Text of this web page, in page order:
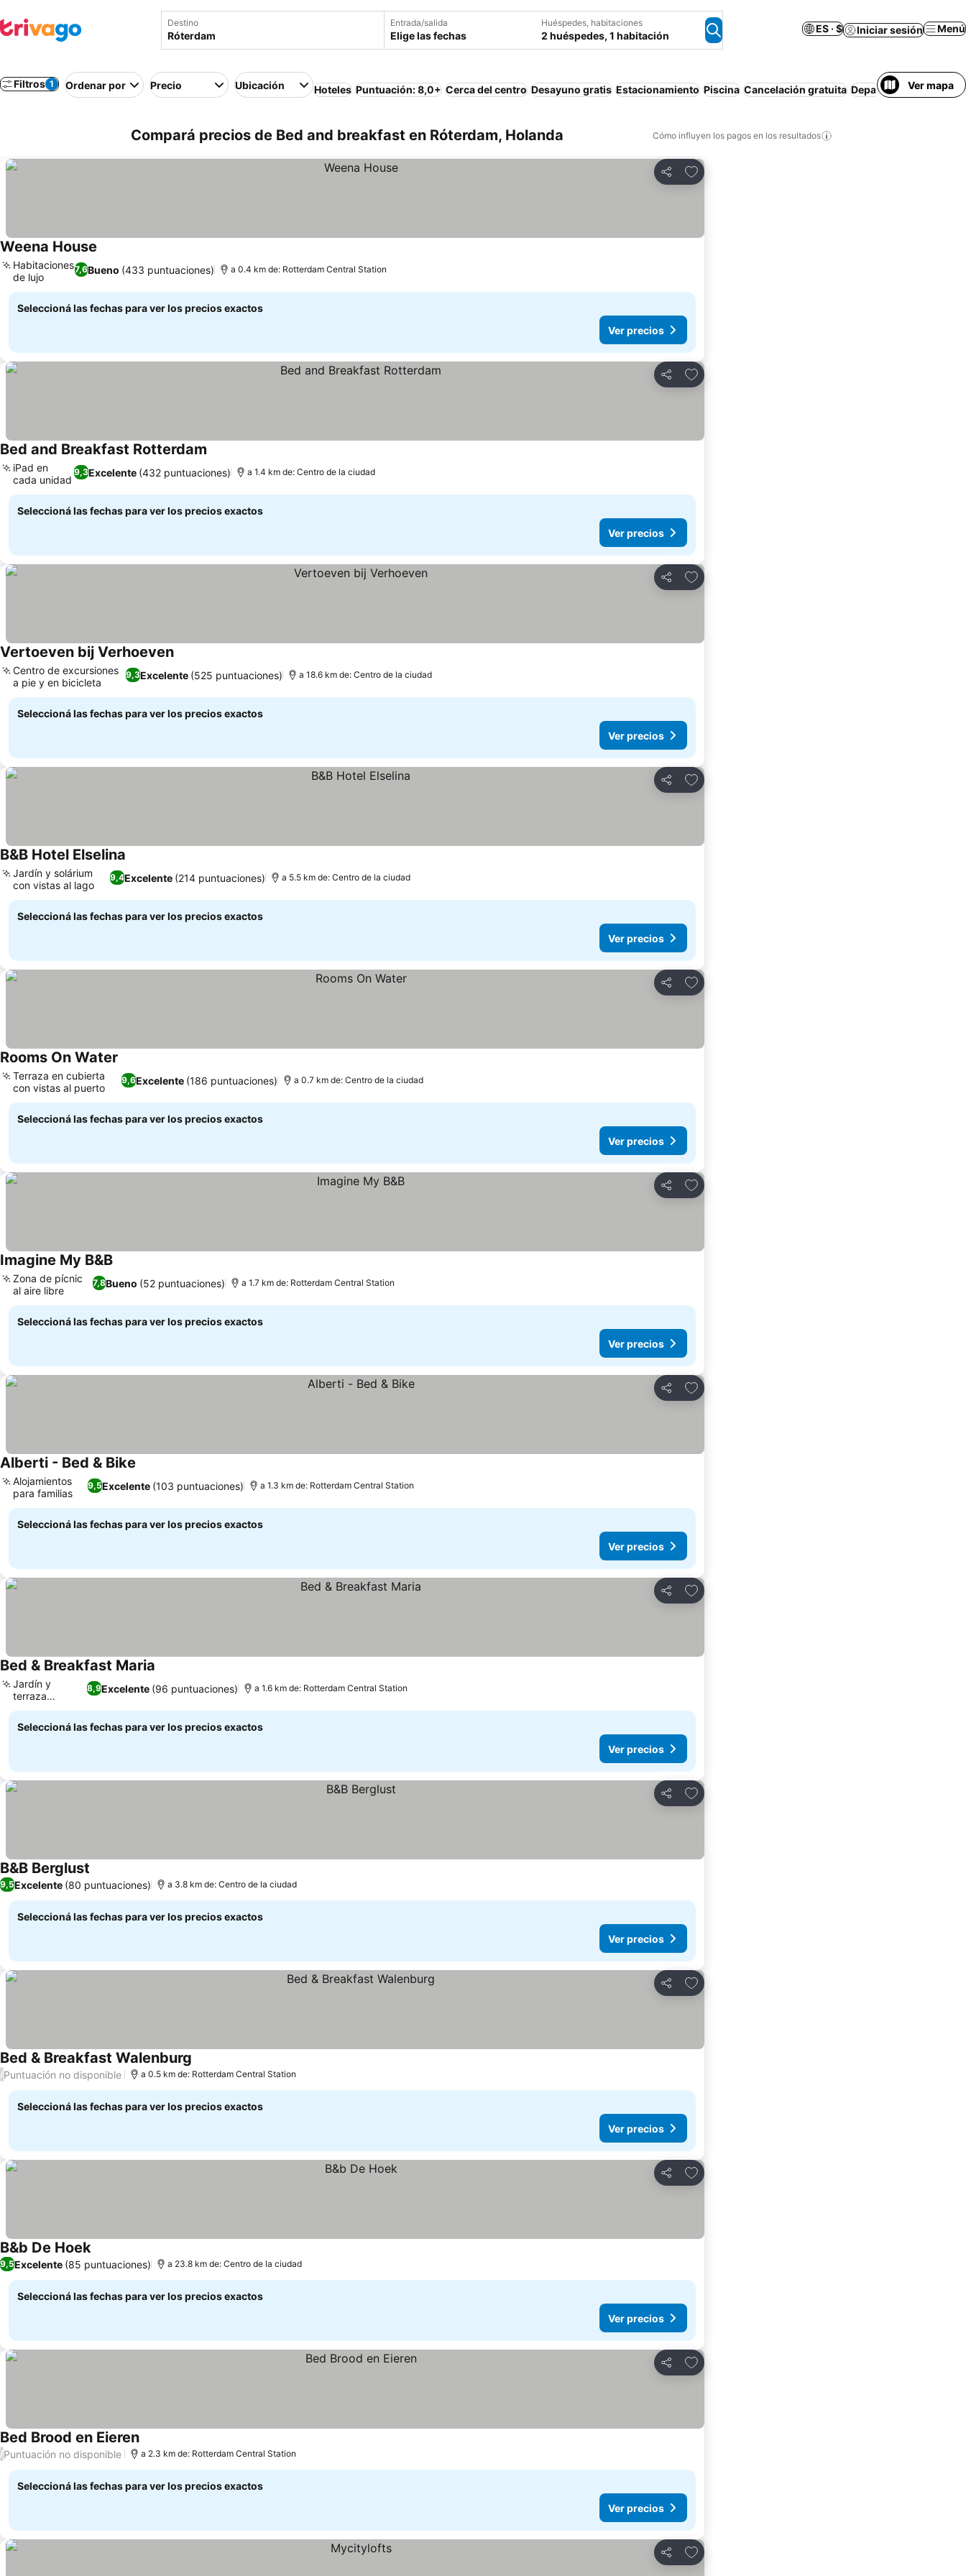
Destino Entrada/salida
Elige las fechas
Huéspedes, habitaciones
2 huéspedes, 1 habitación
ES · $ Iniciar sesión Menú
Filtros 1 Ordenar por Precio Ubicación Hoteles Puntuación: 8,0+ Cerca del centro Desayuno gratis Estacionamiento Piscina Cancelación gratuita DepartamentoVer mapa
Compará precios de Bed and breakfast en Róterdam, Holanda Cómo influyen los pagos en los resultados
Compartir
Añadir a favoritos
Weena House
7,6Bueno (433 puntuaciones)
Habitaciones
de lujo
a 0.4 km de: Rotterdam Central Station
Seleccioná las fechas para ver los precios exactos
Ver precios
Compartir
Añadir a favoritos
Bed and Breakfast Rotterdam
9,3Excelente (432 puntuaciones)
iPad en
cada unidad
a 1.4 km de: Centro de la ciudad
Seleccioná las fechas para ver los precios exactos
Ver precios
Compartir
Añadir a favoritos
Vertoeven bij VerhoevenVer precios
9,3Excelente (525 puntuaciones)
Centro de excursiones
a pie y en bicicleta
a 18.6 km de: Centro de la ciudad
Seleccioná las fechas para ver los precios exactos
Ver precios
Compartir
Añadir a favoritos
B&B Hotel Elselina
9,4Excelente (214 puntuaciones)
Jardín y solárium
con vistas al lago
a 5.5 km de: Centro de la ciudad
Seleccioná las fechas para ver los precios exactos
Ver precios
Compartir
Añadir a favoritos
Rooms On Water
9,6Excelente (186 puntuaciones)
Terraza en cubierta
con vistas al puerto
a 0.7 km de: Centro de la ciudad
Seleccioná las fechas para ver los precios exactos
Ver precios
Compartir
Añadir a favoritos
Imagine My B&BVer precios
7,8Bueno (52 puntuaciones)
Zona de pícnic
al aire libre
a 1.7 km de: Rotterdam Central Station
Seleccioná las fechas para ver los precios exactos
Ver precios
Compartir
Añadir a favoritos
Alberti - Bed & Bike
9,5Excelente (103 puntuaciones)
Alojamientos
para familias
a 1.3 km de: Rotterdam Central Station
Seleccioná las fechas para ver los precios exactos
Ver precios
Compartir
Añadir a favoritos
Bed & Breakfast Maria
8,9Excelente (96 puntuaciones)
Jardín y
terraza
privados
a 1.6 km de: Rotterdam Central Station
Seleccioná las fechas para ver los precios exactos
Ver precios
Compartir
Añadir a favoritos
B&B Berglust
9,5Excelente (80 puntuaciones) a 3.8 km de: Centro de la ciudad
Seleccioná las fechas para ver los precios exactos
Ver precios
Compartir
Añadir a favoritos
Bed & Breakfast Walenburg
/Puntuación no disponible a 0.5 km de: Rotterdam Central Station
Seleccioná las fechas para ver los precios exactos
Ver precios
Compartir
Añadir a favoritos
B&b De HoekVer precios
9,5Excelente (85 puntuaciones) a 23.8 km de: Centro de la ciudad
Seleccioná las fechas para ver los precios exactos
Ver precios
Compartir
Añadir a favoritos
Bed Brood en EierenVer precios
/Puntuación no disponible a 2.3 km de: Rotterdam Central Station
Seleccioná las fechas para ver los precios exactos
Ver precios
Compartir
Añadir a favoritos